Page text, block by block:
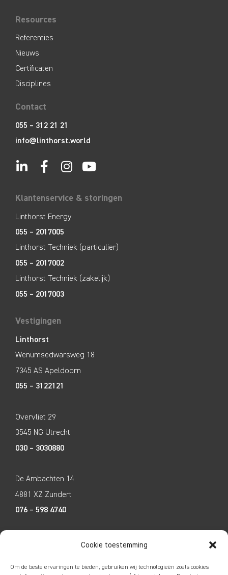
Cookie toestemming
Om de beste ervaringen te bieden, gebruiken wij technologieën zoals cookies
Resources
Referenties
Nieuws
Certificaten
Disciplines
Contact
055 – 312 21 21
info@linthorst.world
Klantenservice & storingen
Linthorst Energy
055 – 2017005
Linthorst Techniek (particulier)
055 – 2017002
Linthorst Techniek (zakelijk)
055 – 2017003
Vestigingen
Linthorst
Wenumsedwarsweg 18
7345 AS Apeldoorn
055 – 3122121
Overvliet 29
3545 NG Utrecht
030 – 3030880
De Ambachten 14
4881 XZ Zundert
076 – 598 4740
6365 ET Schinnen